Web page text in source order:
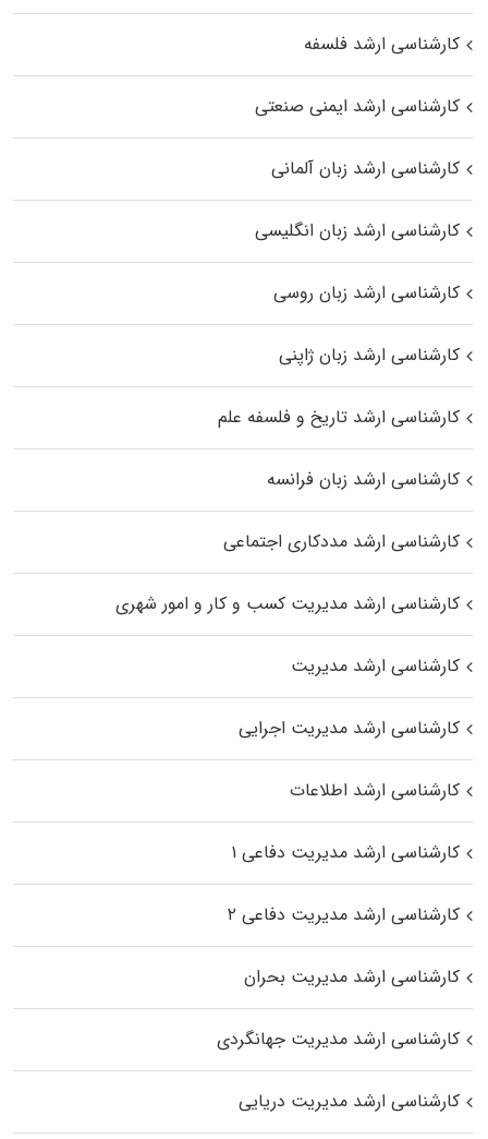
کارشناسی ارشد فلسفه
کارشناسی ارشد ایمنی صنعتی
کارشناسی ارشد زبان آلمانی
کارشناسی ارشد زبان انگلیسی
کارشناسی ارشد زبان روسی
کارشناسی ارشد زبان ژاپنی
کارشناسی ارشد تاریخ و فلسفه علم
کارشناسی ارشد زبان فرانسه
کارشناسی ارشد مددکاری اجتماعی
کارشناسی ارشد مدیریت کسب و کار و امور شهری
کارشناسی ارشد مدیریت
کارشناسی ارشد مدیریت اجرایی
کارشناسی ارشد اطلاعات
کارشناسی ارشد مدیریت دفاعی ۱
کارشناسی ارشد مدیریت دفاعی ۲
کارشناسی ارشد مدیریت بحران
کارشناسی ارشد مدیریت جهانگردی
کارشناسی ارشد مدیریت دریایی